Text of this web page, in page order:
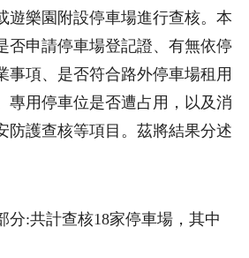
遊樂園附設停車場進行查核。本
否申請停車場登記證、有無依停
事項、是否符合路外停車場租用
專用停車位是否遭占用，以及消
防護查核等項目。茲將結果分述
分:共計查核18家停車場，其中